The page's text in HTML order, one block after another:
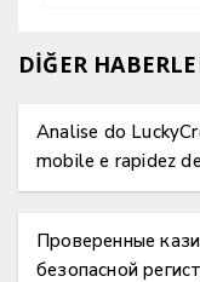
DİĞER
Analise do
mobile e rapidez
Проверенные
безопасной